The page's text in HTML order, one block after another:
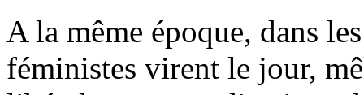
A la même époque, dans
féministes virent le jour,